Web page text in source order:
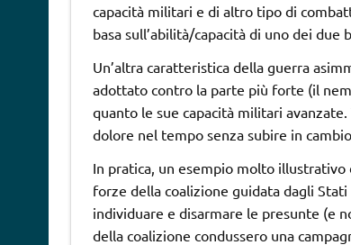
capacità militari e di altro tipo di
basa sull’abilità/capacità di uno dei
Un’altra caratteristica della guerra
adottato contro la parte più forte (il
quanto le sue capacità militari
dolore nel tempo senza subire in
In pratica, un esempio molto
forze della coalizione guidata dagli
individuare e disarmare le presunte (e
della coalizione condussero una